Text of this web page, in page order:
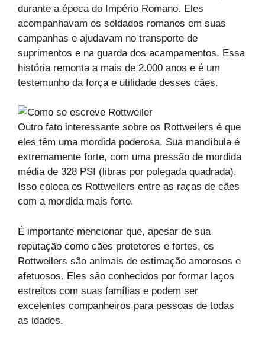
durante a época do Império Romano. Eles
acompanhavam os soldados romanos em suas
campanhas e ajudavam no transporte de
suprimentos e na guarda dos acampamentos. Essa
história remonta a mais de 2.000 anos e é um
testemunho da força e utilidade desses cães.
Outro fato interessante sobre os Rottweilers é que
eles têm uma mordida poderosa. Sua mandíbula é
extremamente forte, com uma pressão de mordida
média de 328 PSI (libras por polegada quadrada).
Isso coloca os Rottweilers entre as raças de cães
com a mordida mais forte.
É importante mencionar que, apesar de sua
reputação como cães protetores e fortes, os
Rottweilers são animais de estimação amorosos e
afetuosos. Eles são conhecidos por formar laços
estreitos com suas famílias e podem ser
excelentes companheiros para pessoas de todas
as idades.